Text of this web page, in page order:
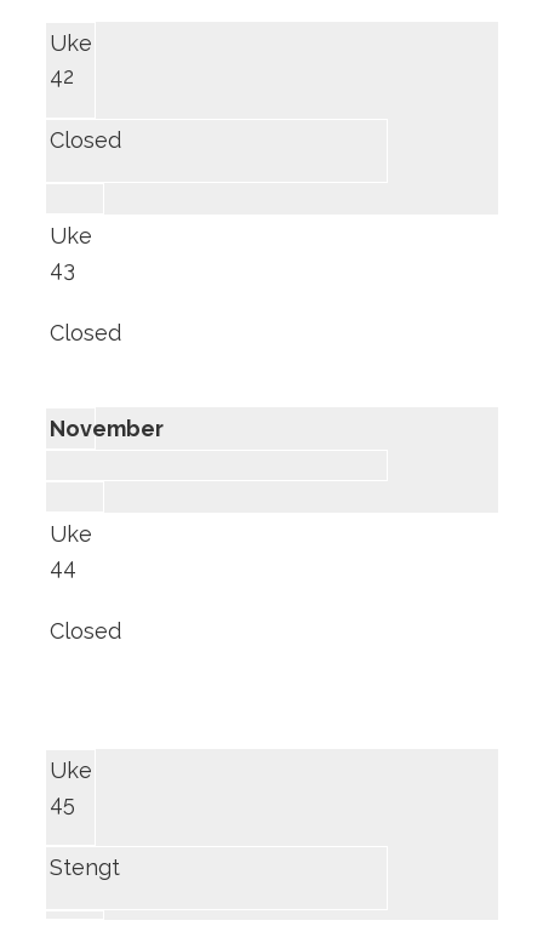
Uke
42
Closed
Uke
43
Closed
November
Uke
44
Closed
Uke
45
Stengt